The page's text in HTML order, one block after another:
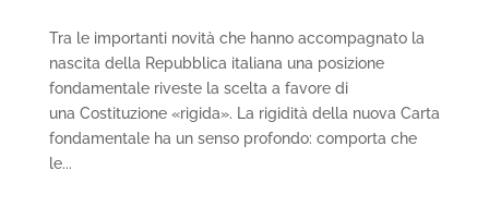
Tra le importanti novità che hanno accompagnato la
nascita della Repubblica italiana una posizione
fondamentale riveste la scelta a favore di
una Costituzione «rigida». La rigidità della nuova Carta
fondamentale ha un senso profondo: comporta che
le...